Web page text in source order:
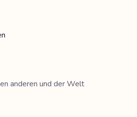
anderen und der Welt